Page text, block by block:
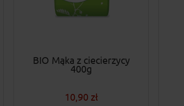
BIO Mąka z ciecierzycy
400g
10,90 zł